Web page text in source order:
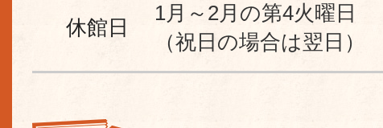
休館日
1月～2月の第4火曜日
（祝日の場合は翌日）